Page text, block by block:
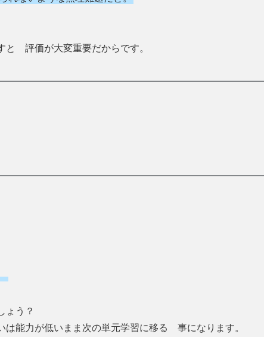
と 評価が大変重要だからです。
ょう？
能力が低いまま次の単元学習に移る 事になります。